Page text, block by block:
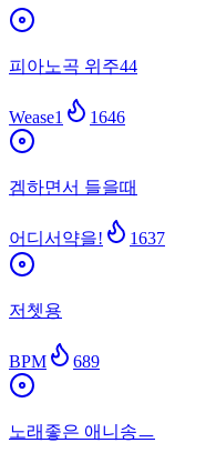
피아노곡 위주44
Wease1 1646
겜하면서 들을때
어디서약을! 1637
저쳇용
BPM 689
노래좋은 애니송ㅡ